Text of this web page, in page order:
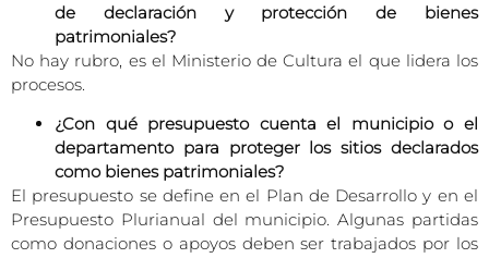
de declaración y protección de bienes
patrimoniales?
No hay rubro, es el Ministerio de Cultura el que lidera los
procesos.
¿Con qué presupuesto cuenta el municipio o el
departamento para proteger los sitios declarados
como bienes patrimoniales?
El presupuesto se define en el Plan de Desarrollo y en el
Presupuesto Plurianual del municipio. Algunas partidas
como donaciones o apoyos deben ser trabajados por los